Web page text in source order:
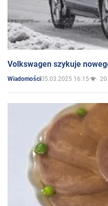
Volkswagen szykuje
Wiadomości05.03.2025 16:15 20